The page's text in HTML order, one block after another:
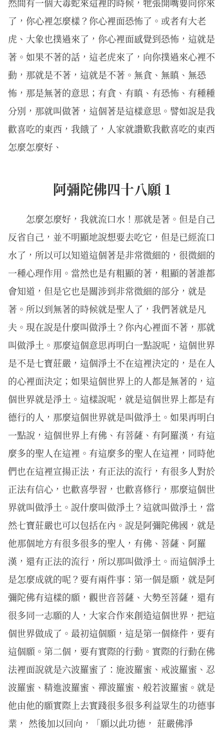
了，你心裡怎麼樣？你心裡面恐怖了。或者有大老
虎、大象也撲過來了，你心裡面感覺到恐怖，這就是
著。如果不著的話，這老虎來了，向你撲過來心裡不
動，那就是不著，這就是不著。無貪、無瞋、無恐
怖，那是無著的意思；有貪、有瞋、有恐怖、有種種
分別，那就叫做著，這個著是這樣意思。譬如說是我
歡喜吃的東西，我餓了，人家就讚歎我歡喜吃的東西
怎麼怎麼好、
阿彌陀佛四十八願 1
怎麼怎麼好，我就流口水！那就是著。但是自己
反省自己，並不明顯地說想要去吃它，但是已經流口
水了，所以可以知道這個著是非常微細的，很微細的
一種心理作用。當然也是有粗顯的著，粗顯的著誰都
會知道，但是它也是關涉到非常微細的部分，就是
著。所以到無著的時候就是聖人了，我們著就是凡
夫。現在說是什麼叫做淨土？你內心裡面不著，那就
叫做淨土。那麼這個意思再明白一點說呢，這個世界
是不是七寶莊嚴，這個淨土不在這裡決定的，是在人
的心裡面決定；如果這個世界上的人都是無著的，這
個世界就是淨土。這樣說呢，就是這個世界上都是有
德行的人，那麼這個世界就是叫做淨土。如果再明白
一點說，這個世界上有佛、有菩薩、有阿羅漢，有這
麼多的聖人在這裡。有這麼多的聖人在這裡，同時他
們也在這裡宣揚正法，有正法的流行，有很多人對於
正法有信心，也歡喜學習，也歡喜修行，那麼這個世
界就叫做淨土。說什麼叫做淨土？這就叫做淨土，當
然七寶莊嚴也可以包括在內。說是阿彌陀佛國，就是
他那個地方有很多很多的聖人，有佛、菩薩、阿羅
漢，還有正法的流行，所以那叫做淨土。而這個淨土
是怎麼成就的呢？要有兩件事：第一個是願，就是阿
彌陀佛有這樣的願，觀世音菩薩、大勢至菩薩，還有
很多同一志願的人，大家合作來創造這個世界，把這
個世界做成了。最初這個願，這是第一個條件，要有
這個願。第二個，要有實際的行動。實際的行動在佛
法裡面說就是六波羅蜜了：施波羅蜜、戒波羅蜜、忍
波羅蜜、精進波羅蜜、禪波羅蜜、般若波羅蜜。就是
他由他的願實際上去實踐很多很多利益眾生的功德事
業， 然後加以回向，「願以此功德， 莊嚴佛淨